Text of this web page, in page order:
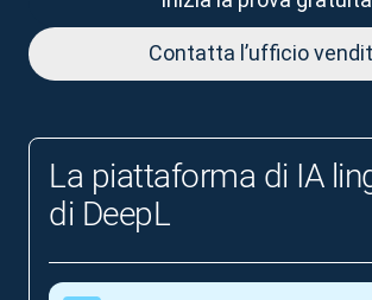
Contatta l’ufficio
La piattaforma di IA
di DeepL